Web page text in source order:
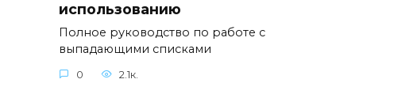
использованию
Полное руководство по работе с
выпадающими списками
0 2.1к.